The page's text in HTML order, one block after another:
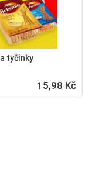
tyčinky
15,98 Kč